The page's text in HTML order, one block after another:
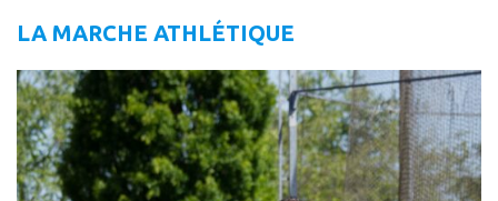
LA MARCHE ATHLÉTIQUE